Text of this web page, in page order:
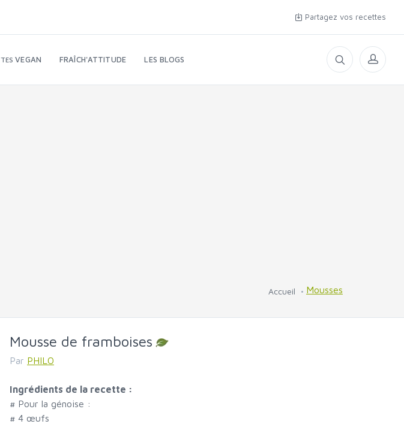
Partagez vos recettes
VEGAN FRAÎCH'ATTITUDE LES BLOGS
Accueil Mousses
Mousse de framboises
Par PHILO
Ingrédients de la recette :
# Pour la génoise :
# 4 œufs